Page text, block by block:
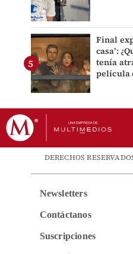
Final
casa’:
tenía
película
DERECHOS
Newsletters
Contáctanos
Suscripciones